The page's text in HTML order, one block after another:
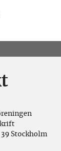
39 Stockholm